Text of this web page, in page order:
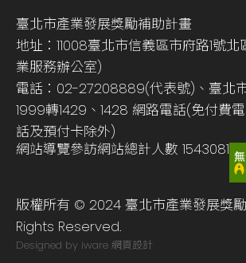
臺北市產業發展獎勵補助計畫
地址：11008臺北市信義區市府路1號
業服務辦公室)
電話：02-27208889(代表號)、臺北
1999轉1429、1428 網路電話(免付費
話及預付卡除外)
網站導覽參訪網站總計人數 1543081
版權所有 © 2024 臺北市產業發展獎
Rights Reserved.
Designed by iware 網頁設計